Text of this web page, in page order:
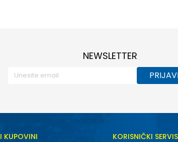
NEWSLETTER
KUPOVINI
KORISNIČKI SERVIS